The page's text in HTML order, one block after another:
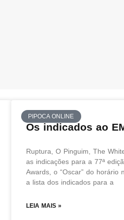
PIPOCA ONLINE
Os indicados ao
Ruptura, O Pinguim, The
as indicações para a 77ª
Awards, o “Oscar” do horário
a lista dos indicados para a
LEIA MAIS »